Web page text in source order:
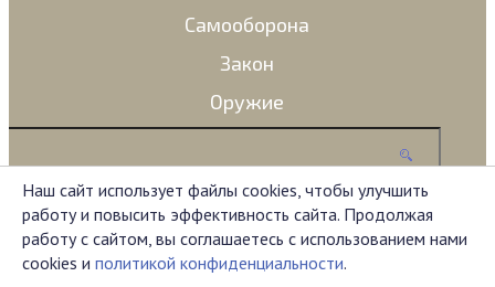
Самооборона
Закон
Оружие
Администрация сайта не несет ответственности за
комментарии, оставленные пользователями.
Материал на сайте представлен исключительно в
Наш сайт использует файлы cookies, чтобы улучшить
работу и повысить эффективность сайта. Продолжая
работу с сайтом, вы соглашаетесь с использованием нами
cookies и политикой конфиденциальности.